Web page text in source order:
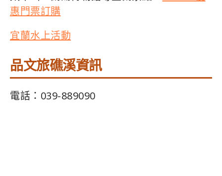
惠門票訂購
宜蘭水上活動
品文旅礁溪資訊
電話：039-889090